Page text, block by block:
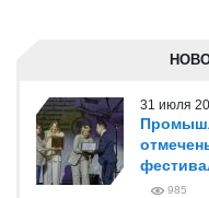
31 июля
985